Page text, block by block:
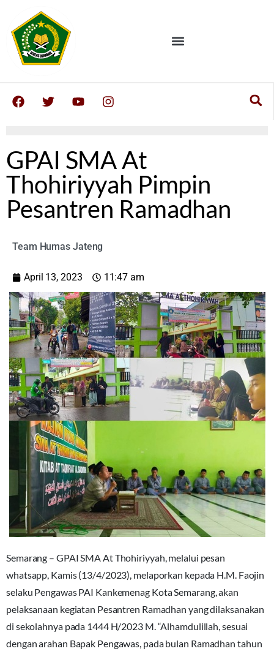
GPAI SMA At
Thohiriyyah Pimpin
Pesantren Ramadhan
Team Humas Jateng
April 13, 2023 11:47 am
Semarang – GPAI SMA At Thohiriyyah, melalui pesan
whatsapp, Kamis (13/4/2023), melaporkan kepada H.M. Faojin
selaku Pengawas PAI Kankemenag Kota Semarang, akan
pelaksanaan kegiatan Pesantren Ramadhan yang dilaksanakan
di sekolahnya pada 1444 H/2023 M. “Alhamdulillah, sesuai
dengan arahan Bapak Pengawas, pada bulan Ramadhan tahun